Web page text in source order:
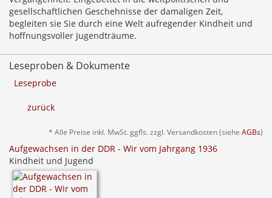
gesellschaftlichen Geschehnisse der damaligen Zeit,
begleiten sie Sie durch eine Welt aufregender Kindheit und
hoffnungsvoller Jugendträume.
Leseproben & Dokumente
Leseprobe
zurück
* Alle Preise inkl. MwSt. ggfls. zzgl. Versandkosten (siehe AGBs)
Aufgewachsen in der DDR - Wir vom Jahrgang 1936
Kindheit und Jugend